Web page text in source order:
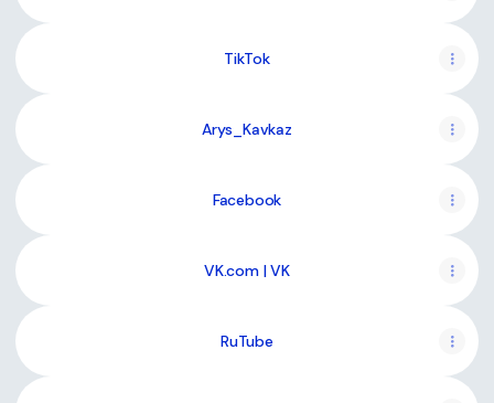
TikTok
Arys_Kavkaz
Facebook
VK.com | VK
RuTube